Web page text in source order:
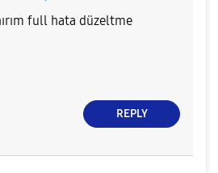
full hata düzeltme
REPLY